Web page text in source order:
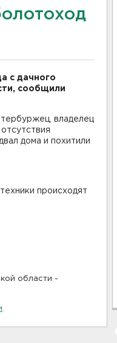
с дачного
сообщили
владелец
дома и похитили
происходят
области -